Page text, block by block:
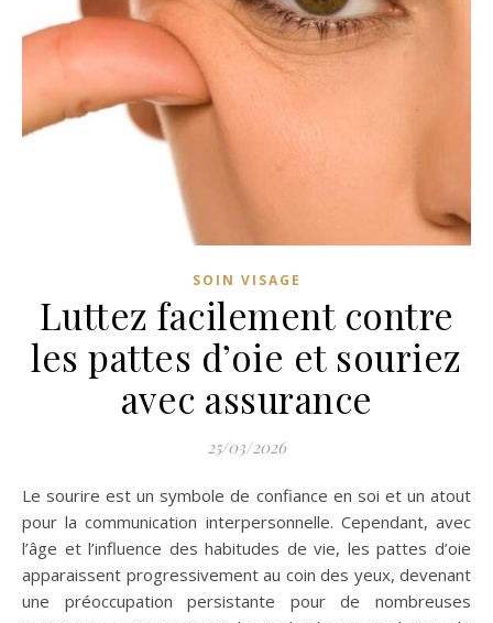
SOIN VISAGE
Luttez facilement contre
les pattes d’oie et souriez
avec assurance
25/03/2026
Le sourire est un symbole de confiance en soi et un atout
pour la communication interpersonnelle. Cependant, avec
l’âge et l’influence des habitudes de vie, les pattes d’oie
apparaissent progressivement au coin des yeux, devenant
une préoccupation persistante pour de nombreuses